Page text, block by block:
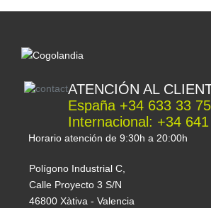
ATENCIÓN AL
España +34 633 33
Internacional: +34
Horario atención de 9:30h a 20:00h
Polígono Industrial C,
Calle Proyecto 3 S/N
46800 Xàtiva - Valencia